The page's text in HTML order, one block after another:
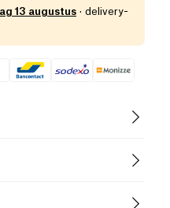
13 augustus · delivery-
(ingrediënten)